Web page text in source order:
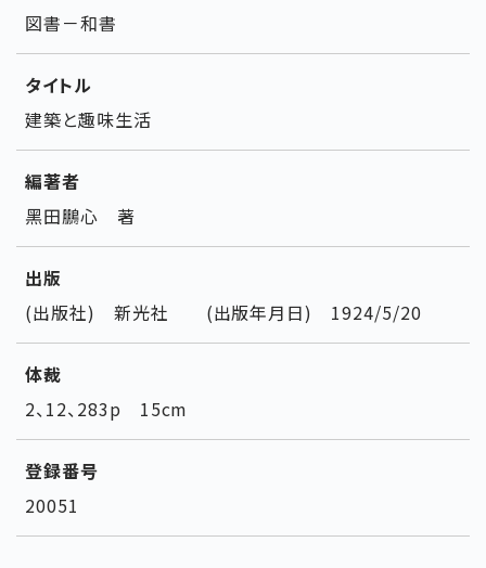
図書－和書
タイトル
建築と趣味生活
編著者
黑田鵬心 著
出版
(出版社) 新光社 (出版年月日) 1924/5/20
体裁
2、12、283p 15cm
登録番号
20051